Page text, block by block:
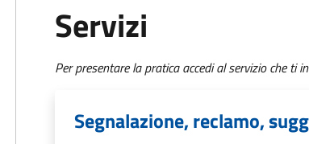
Servizi
Per presentare la pratica accedi al servizio che ti
Segnalazione, reclamo,